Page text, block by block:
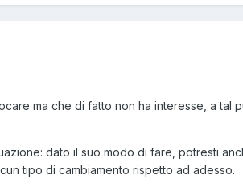
ma che di fatto non ha interesse, a tal
dato il suo modo di fare, potresti
tipo di cambiamento rispetto ad adesso.